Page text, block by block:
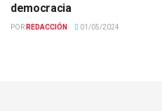
democracia
POR REDACCIÓN 01/05/2024